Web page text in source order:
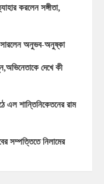
করলেন সঙ্গীতা,
সারলেন অনুভব-অনুষ্কা
দেখে কী
এল শান্তিনিকেতনের রাম
সম্পত্তিতে নিলামের